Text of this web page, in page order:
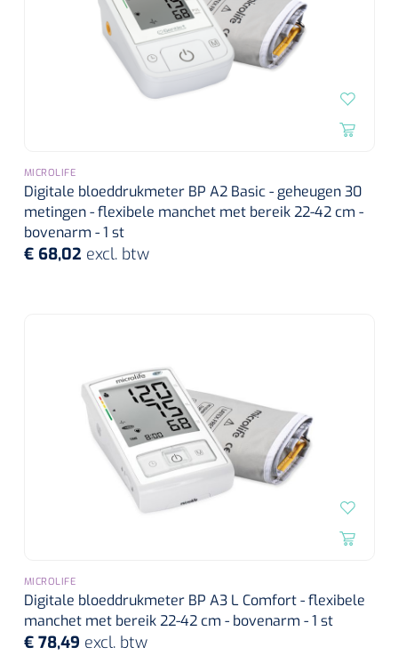
MICROLIFE
Digitale bloeddrukmeter BP A2 Basic - geheugen 30
metingen - flexibele manchet met bereik 22-42 cm -
bovenarm - 1 st
€ 68,02 excl. btw
MICROLIFE
Digitale bloeddrukmeter BP A3 L Comfort - flexibele
manchet met bereik 22-42 cm - bovenarm - 1 st
€ 78,49 excl. btw